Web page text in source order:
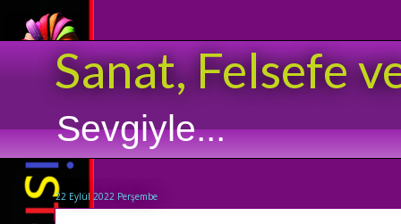
Sanat, Felsefe
Sevgiyle...
22 Eylül 2022 Perşembe